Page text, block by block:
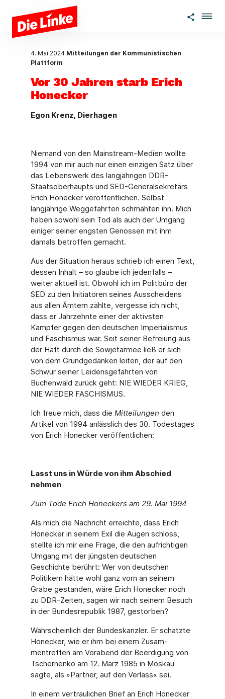
Zum Hauptinhalt springen
4. Mai 2024 Mitteilungen der Kommunistischen
Plattform
Vor 30 Jahren starb Erich
Honecker
Egon Krenz, Dierhagen
Niemand von den Mainstream-Medien wollte
1994 von mir auch nur einen einzigen Satz über
das Lebenswerk des langjährigen DDR-
Staatsoberhaupts und SED-Generalse­kretärs
Erich Honecker veröffentlichen. Selbst
langjährige Weggefährten schmähten ihn. Mich
haben sowohl sein Tod als auch der Umgang
einiger seiner engsten Genossen mit ihm
damals betroffen gemacht.
Aus der Situation heraus schrieb ich einen Text,
dessen Inhalt – so glaube ich jedenfalls –
weiter aktuell ist. Obwohl ich im Politbüro der
SED zu den Initiatoren seines Ausschei­dens
aus allen Ämtern zählte, vergesse ich nicht,
dass er Jahrzehnte einer der aktivsten
Kämpfer gegen den deutschen Imperialismus
und Faschismus war. Seit seiner Befrei­ung aus
der Haft durch die Sowjetarmee ließ er sich
von dem Grundgedanken leiten, der auf den
Schwur seiner Leidensgefährten von
Buchenwald zurück geht: NIE WIEDER KRIEG,
NIE WIEDER FASCHISMUS.
Ich freue mich, dass die Mitteilungen den
Artikel von 1994 anlässlich des 30. Todesta­ges
von Erich Honecker veröffentlichen:
Lasst uns in Würde von ihm Abschied
nehmen
Zum Tode Erich Honeckers am 29. Mai 1994
Als mich die Nachricht erreichte, dass Erich
Honecker in seinem Exil die Augen schloss,
stellte ich mir eine Frage, die den aufrichtigen
Umgang mit der jüngsten deutschen
Geschichte berührt: Wer von deutschen
Politikern hätte wohl ganz vorn an seinem
Grabe gestanden, wäre Erich Honecker noch
zu DDR-Zeiten, sagen wir nach seinem Besuch
in der Bundesrepublik 1987, gestorben?
Wahrscheinlich der Bundeskanzler. Er schätzte
Honecker, wie er ihm bei einem Zusam­
mentreffen am Vorabend der Beerdigung von
Tschernenko am 12. März 1985 in Mos­kau
sagte, als »Partner, auf den Verlass« sei.
In einem vertraulichen Brief an Erich Honecker